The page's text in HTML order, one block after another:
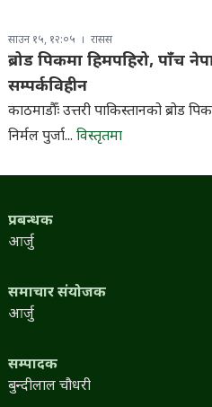
साउन १५, १२:०५ रासस
ब्रोड पिकमा हिमपहिरो, पाँच
सम्पर्कविहीन
काठमाडौँः उत्तरी पाकिस्तानको ब्रोड
निर्मल पुर्जा... विस्तृतमा
प्रबन्धक
आर्जु
समाचार संयोजक
आर्जु
सम्पादक
बुन्दीलाल चौधरी